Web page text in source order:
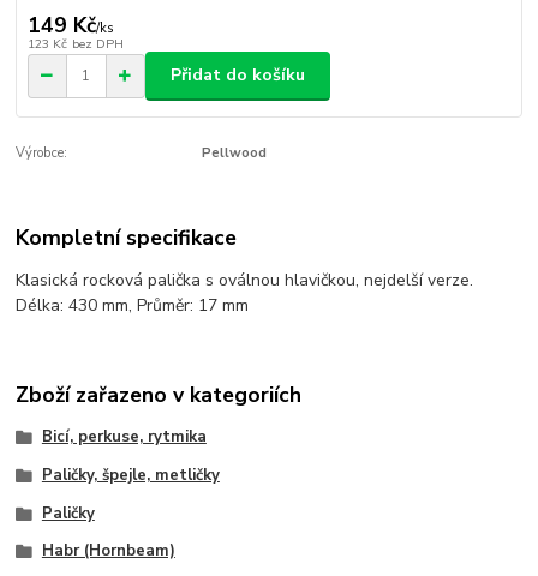
149 Kč/ks
123 Kč bez DPH
Přidat do košíku
Výrobce: Pellwood
Kompletní specifikace
Klasická rocková palička s oválnou hlavičkou, nejdelší verze.
Délka: 430 mm, Průměr: 17 mm
Zboží zařazeno v kategoriích
Bicí, perkuse, rytmika
Paličky, špejle, metličky
Paličky
Habr (Hornbeam)